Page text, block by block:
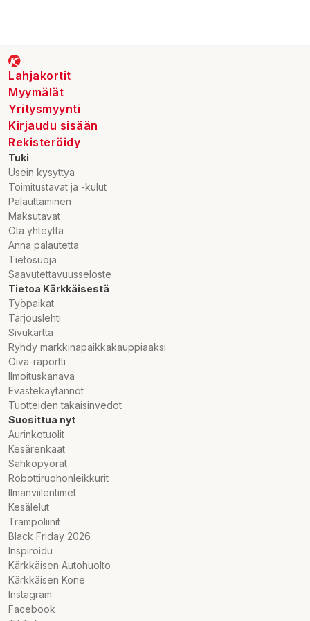
Lahjakortit
Myymälät
Yritysmyynti
Kirjaudu sisään
Rekisteröidy
Tuki
Usein kysyttyä
Toimitustavat ja -kulut
Palauttaminen
Maksutavat
Ota yhteyttä
Anna palautetta
Tietosuoja
Saavutettavuusseloste
Tietoa Kärkkäisestä
Työpaikat
Tarjouslehti
Sivukartta
Ryhdy markkinapaikkakauppiaaksi
Oiva-raportti
Ilmoituskanava
Evästekäytännöt
Tuotteiden takaisinvedot
Suosittua nyt
Aurinkotuolit
Kesärenkaat
Sähköpyörät
Robottiruohonleikkurit
Ilmanviilentimet
Kesälelut
Trampoliinit
Black Friday 2026
Inspiroidu
Kärkkäisen Autohuolto
Kärkkäisen Kone
Instagram
Facebook